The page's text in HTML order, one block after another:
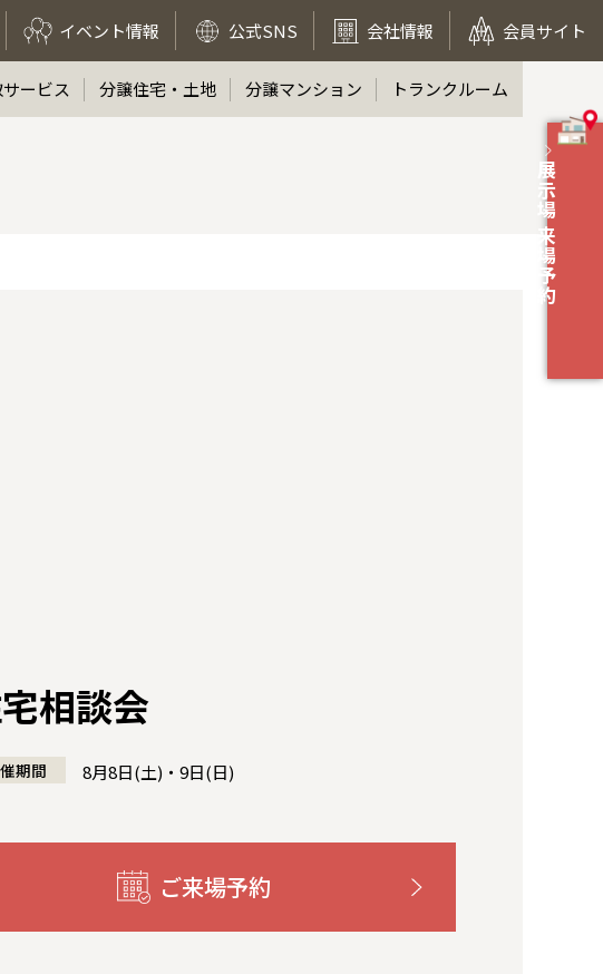
イベント情報 公式SNS 会社情報 会員サイト
展示場 来場予約
ービス 分譲住宅・土地 分譲マンション トランクルーム
相談会
期間 8月8日(土)・9日(日)
ご来場予約